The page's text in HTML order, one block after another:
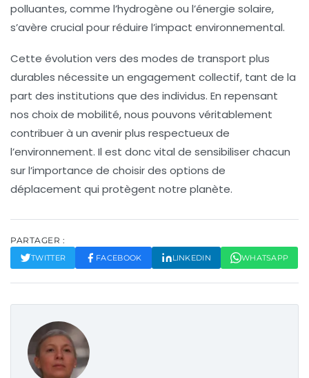
polluantes, comme l’hydrogène ou l’énergie solaire,
s’avère crucial pour réduire l’impact environnemental.
Cette évolution vers des modes de transport plus
durables nécessite un engagement collectif, tant de la
part des institutions que des individus. En repensant
nos choix de mobilité, nous pouvons véritablement
contribuer à un avenir plus respectueux de
l’environnement. Il est donc vital de sensibiliser chacun
sur l’importance de choisir des options de
déplacement qui protègent notre planète.
PARTAGER :
TWITTER FACEBOOK LINKEDIN WHATSAPP